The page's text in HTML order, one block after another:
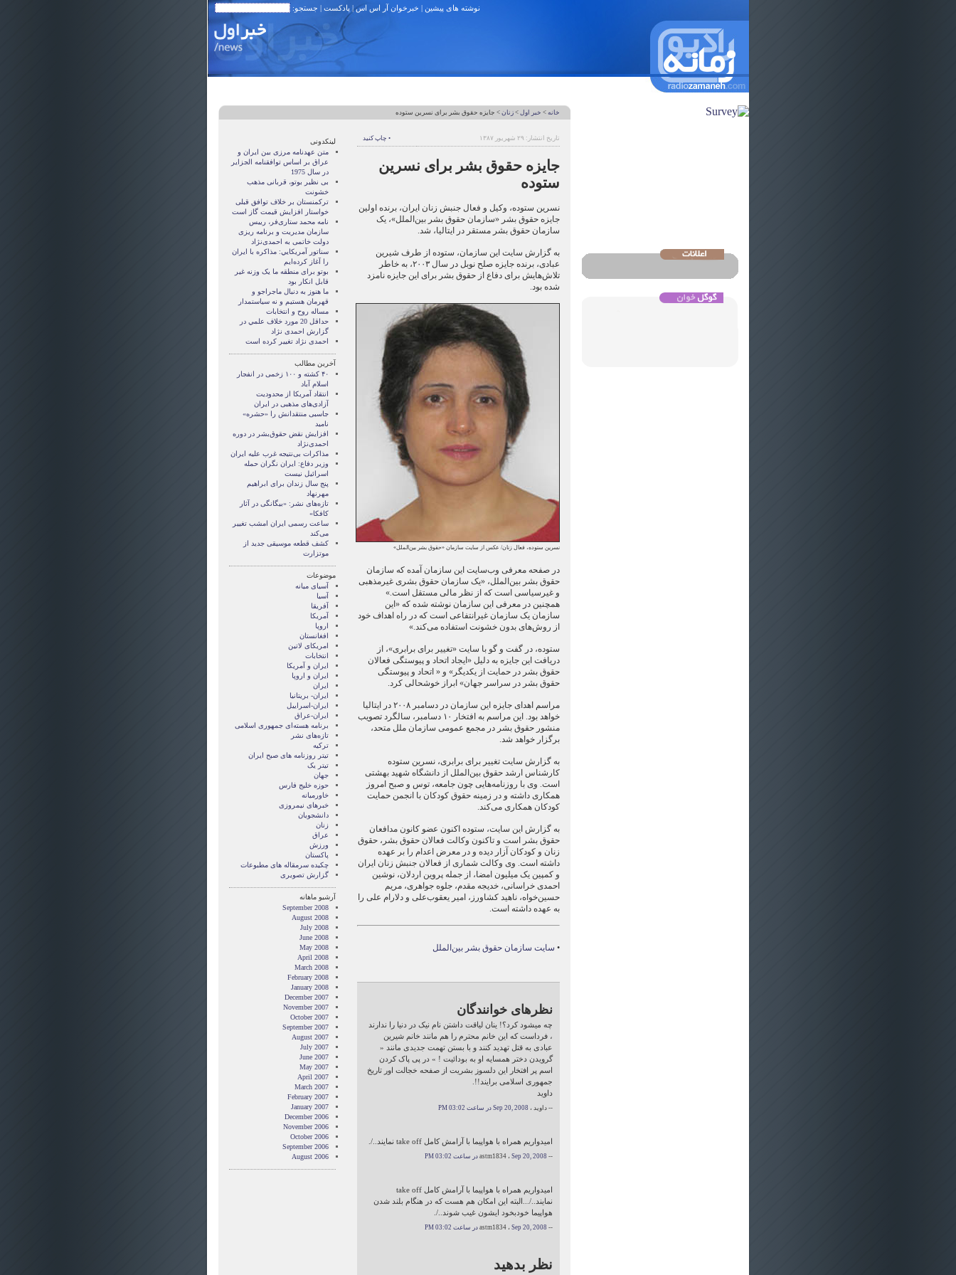
نوشته های پیشین | خبرخوان آر اس اس| پادکست | جستجو:
خانه > خبر اول >زنان > جایزه حقوق بشر برای نسرین ستوده
تاریخ انتشار: ۲۹ شهریور ۱۳۸۷ • چاپ کنید
جایزه حقوق بشر برای نسرین
ستوده
نسرین ستوده، وکیل و فعال جنبش زنان ایران، برنده اولین
جایزه حقوق بشر «سازمان حقوق بشر بین‌الملل»، یک
سازمان حقوق بشر مستقر در ایتالیا، شد.
به گزارش سایت این سازمان، ستوده از طرف شیرین
عبادی، برنده جایزه صلح نوبل در سال ۲۰۰۳، به خاطر
تلاش‌هایش برای دفاع از حقوق بشر برای این جایزه نامزد
شده بود.
نسرین ستوده، فعال زنان/ عکس از سایت سازمان «حقوق بشر بین‌الملل»‬
در صفحه معرفی وب‌سایت این سازمان آمده که سازمان
حقوق بشر بین‌الملل، «یک سازمان حقوق بشری غیرمذهبی
و غیرسیاسی است که از نظر مالی مستقل است.»
همچنین در معرفی این سازمان نوشته شده که «این
سازمان یک سازمان غیرانتفاعی است که در راه اهداف خود
از روش‌های بدون خشونت استفاده می‌کند.»
ستوده، در گفت و گو با سایت «تغییر برای برابری»، از
دریافت این جایزه به دلیل «ایجاد اتحاد و پیوستگی فعالان
حقوق بشر در حمایت از یکدیگر» و « اتحاد و پیوستگی
حقوق بشر در سراسر جهان» ابراز خوشحالی کرد.
مراسم اهدای جایزه این سازمان در دسامبر ۲۰۰۸ در ایتالیا
خواهد بود. این مراسم به افتخار ۱۰ دسامبر، سالگرد تصویب
منشور حقوق بشر در مجمع عمومی سازمان ملل متحد،
برگزار خواهد شد.
به گزارش سایت تغییر برای برابری، نسرین ستوده
کارشناس ارشد حقوق بین‌الملل از دانشگاه شهید بهشتی
است. وی با روزنامه‌هایی چون جامعه، توس و صبح امروز
همکاری داشته و در زمینه حقوق کودکان با انجمن حمایت
کودکان همکاری می‌کند.
به گزارش این سایت، ستوده اکنون عضو کانون مدافعان
حقوق بشر است و تاکنون وکالت فعالان حقوق بشر، حقوق
زنان و کودکان آزار دیده و در معرض اعدام را بر عهده
داشته است. وی وکالت شماری از فعالان جنبش زنان ایران
و کمپین یک میلیون امضا، از جمله پروین اردلان، نوشین
احمدی خراسانی، خدیجه مقدم، جلوه جواهری، مریم
حسین‌خواه، ناهید کشاورز، امیر یعقوب‌علی و دلارام علی را
به عهده داشته است.
• سایت سازمان حقوق بشر بین‌‌الملل
نظرهای خوانندگان
چه میشود کرد؟! ینان لیاقت داشتن نام نیک در دنیا را ندارند
، فرداست که این خانم محترم را هم مانند خانم شیرین
عبادی به قتل تهدید کنند و با بستن تهمت جدیدی مانند «‌
گرویدن دختر همسایه او به بودائيت ! » در پی پاک کردن
اسم پر افتخار این دلسوز بشریت از صفحه خجالت اور تاریخ
جمهوری اسلامی برایند!!.
داوید
-- داوید ، Sep 20, 2008 در ساعت 03:02 PM
امیدواریم همراه با هواپیما با آرامش کامل take off نمایند../.
-- astm1834 ، Sep 20, 2008 در ساعت 03:02 PM
امیدواریم همراه با هواپیما با آرامش کامل take off
نمایند../...البته این امکان هم هست که در هنگام بلند شدن
هواپیما خودبخود ایشون غیب شوند../.
-- astm1834 ، Sep 20, 2008 در ساعت 03:02 PM
نظر بدهید
لینکدونی
متن عهدنامه مرزى بين ايران و
عراق بر اساس توافقنامه الجزاير
در سال 1975
بی نظیر بوتو، قربانی مذهب
خشونت
ترکمنستان بر خلاف توافق قبلی
خواستار افزایش قیمت گاز است
نامه محمد ستاری‌فر، رییس
سازمان مدیریت و برنامه ریزی
دولت خاتمی به احمدی‌نژاد
سناتور آمريکايي: مذاکره با ايران
را آغاز کرده‌ايم
بوتو برای منطقه ما یک وزنه غیر
قابل انکار بود
ما هنوز به دنبال ماجراجو و
قهرمان هستيم و نه سياستمدار
مساله روح و انتخابات
حداقل 20 مورد خلاف علمي در
گزارش احمدی نژاد
احمدی نژاد تغییر کرده است
آخرین مطالب
۴۰ کشته و ۱۰۰ زخمی در انفجار
اسلام آباد
انتقاد آمریکا از محدودیت
آزادی‌های مذهبی در ایران
جاسبی منتقدانش را «حشره»
نامید
افزایش نقض حقوق‌بشر در دوره
احمدی‌نژاد
مذاکرات بی‌نتیجه غرب علیه ایران
وزیر دفاع: ایران نگران حمله
اسرائیل نیست
پنج سال زندان برای ابراهیم
مهرنهاد
تازه‌های نشر: «بیگانگی در آثار
کافکا»
ساعت رسمی ایران امشب تغییر
می‌کند
کشف قطعه موسیقی جدید از
موتزارت
موضوعات
آسيای ميانه
آسیا
آفریقا
آمریکا
اروپا
افغانستان
امریکای لاتین
انتخابات
ايران و آمريکا
ايران و اروپا
ایران
ایران- بریتانیا
ایران-اسراییل
ایران-عراق
برنامه هسته‌ای جمهوری اسلامی
تازه‌های نشر
ترکیه
تیتر روزنامه های صبح ایران
تیتر یک
جهان
حوزه خلیج فارس
خاورمیانه
خبرهای نیمروزی
دانشجویان
زنان
عراق
ورزش
پاکستان
چکیده سرمقاله های مطبوعات
گزارش تصويری
آرشیو ماهانه
September 2008
August 2008
July 2008
June 2008
May 2008
April 2008
March 2008
February 2008
January 2008
December 2007
November 2007
October 2007
September 2007
August 2007
July 2007
June 2007
May 2007
April 2007
March 2007
February 2007
January 2007
December 2006
November 2006
October 2006
September 2006
August 2006